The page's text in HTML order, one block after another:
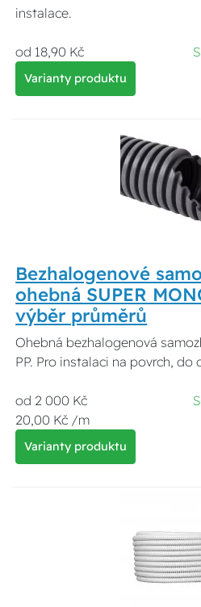
instalace.
od 18,90 Kč
Varianty produktu
Bezhalogenové
ohebná SUPER
výběr průměrů
Ohebná bezhalogenová
PP. Pro instalaci na povrch,
od 2 000 Kč
20,00 Kč /m
Varianty produktu